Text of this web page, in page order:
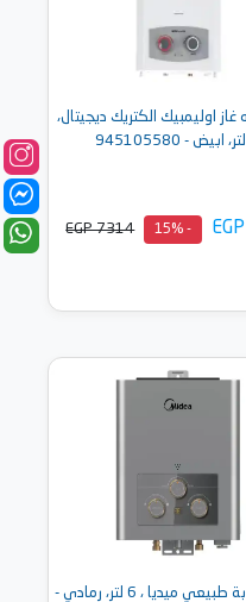
اوليمبيك الكتريك ديجيتال،
- 15%
EGP 7314
أضف إلى السلة
سخان أنبوبة طبيعي ميديا ، 6 لتر، رمادي -